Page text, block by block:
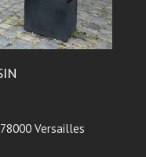
Versailles